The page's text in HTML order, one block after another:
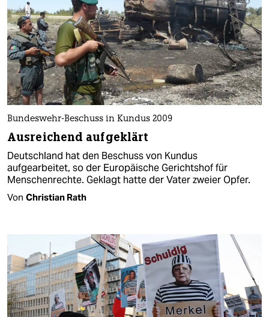
Bundeswehr-Beschuss in Kundus 2009
Ausreichend aufgeklärt
Deutschland hat den Beschuss von Kundus
aufgearbeitet, so der Europäische Gerichtshof für
Menschenrechte. Geklagt hatte der Vater zweier Opfer.
Von Christian Rath